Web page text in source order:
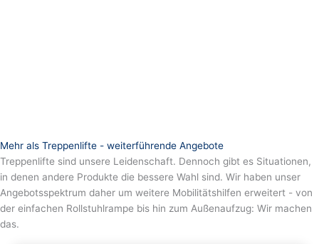
Mehr als Treppenlifte - weiterführende Angebote
Treppenlifte sind unsere Leidenschaft. Dennoch gibt es Situationen,
in denen andere Produkte die bessere Wahl sind. Wir haben unser
Angebotsspektrum daher um weitere Mobilitätshilfen erweitert - von
der einfachen Rollstuhlrampe bis hin zum Außenaufzug: Wir machen
das.